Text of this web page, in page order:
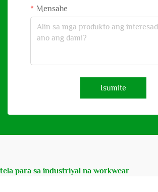
Mensahe
Isumite
tela para sa industriyal na workwear